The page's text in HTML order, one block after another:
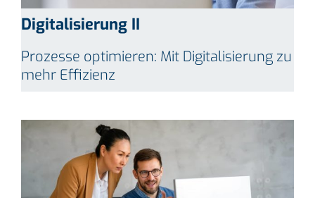
Digitalisierung II
Prozesse optimieren: Mit Digitalisierung zu
mehr Effizienz